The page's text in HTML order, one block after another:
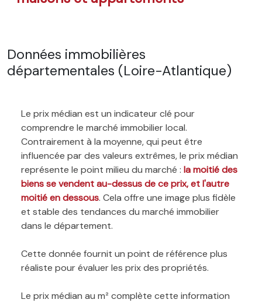
Données immobilières
départementales (Loire-Atlantique)
Le prix médian est un indicateur clé pour
comprendre le marché immobilier local.
Contrairement à la moyenne, qui peut être
influencée par des valeurs extrêmes, le prix médian
représente le point milieu du marché : la moitié des
biens se vendent au-dessus de ce prix, et l'autre
moitié en dessous. Cela offre une image plus fidèle
et stable des tendances du marché immobilier
dans le département.
Cette donnée fournit un point de référence plus
réaliste pour évaluer les prix des propriétés.
Le prix médian au m² complète cette information